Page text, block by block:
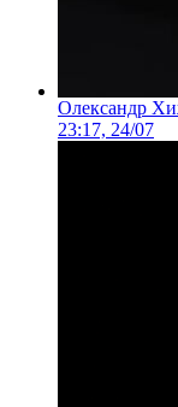
Олександр
23:17, 24/07